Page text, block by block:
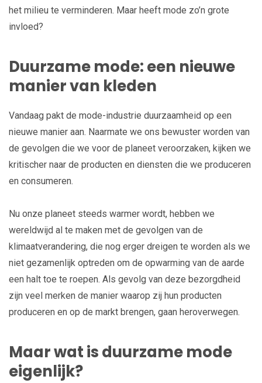
het milieu te verminderen. Maar heeft mode zo’n grote
invloed?
Duurzame mode: een nieuwe
manier van kleden
Vandaag pakt de mode-industrie duurzaamheid op een
nieuwe manier aan. Naarmate we ons bewuster worden van
de gevolgen die we voor de planeet veroorzaken, kijken we
kritischer naar de producten en diensten die we produceren
en consumeren.
Nu onze planeet steeds warmer wordt, hebben we
wereldwijd al te maken met de gevolgen van de
klimaatverandering, die nog erger dreigen te worden als we
niet gezamenlijk optreden om de opwarming van de aarde
een halt toe te roepen. Als gevolg van deze bezorgdheid
zijn veel merken de manier waarop zij hun producten
produceren en op de markt brengen, gaan heroverwegen.
Maar wat is duurzame mode
eigenlijk?